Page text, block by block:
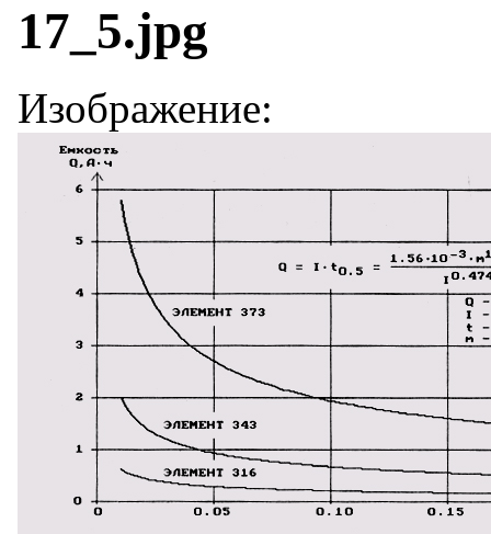
17_5.jpg
Изображение: